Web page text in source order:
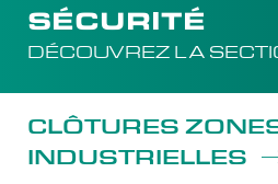
SÉCURITÉ
DÉCOUVREZ LA
CLÔTURES
INDUSTRIELLES